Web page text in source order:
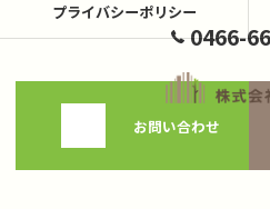
0466-
お問い合わせ
プライバシーポリシー
© 2026 神奈川県藤沢の不用品回収なら株